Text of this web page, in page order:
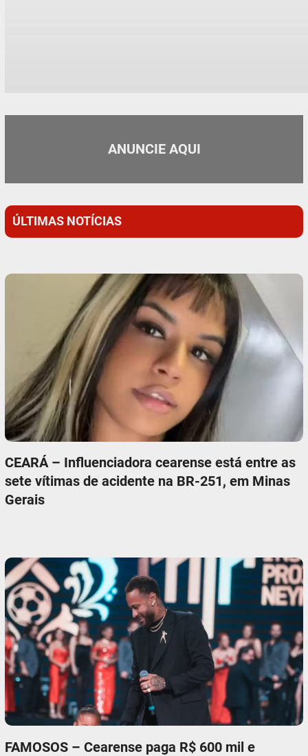
ANUNCIE AQUI
ÚLTIMAS NOTÍCIAS
CEARÁ – Influenciadora cearense está entre as
sete vítimas de acidente na BR-251, em Minas
Gerais
FAMOSOS – Cearense paga R$ 600 mil e